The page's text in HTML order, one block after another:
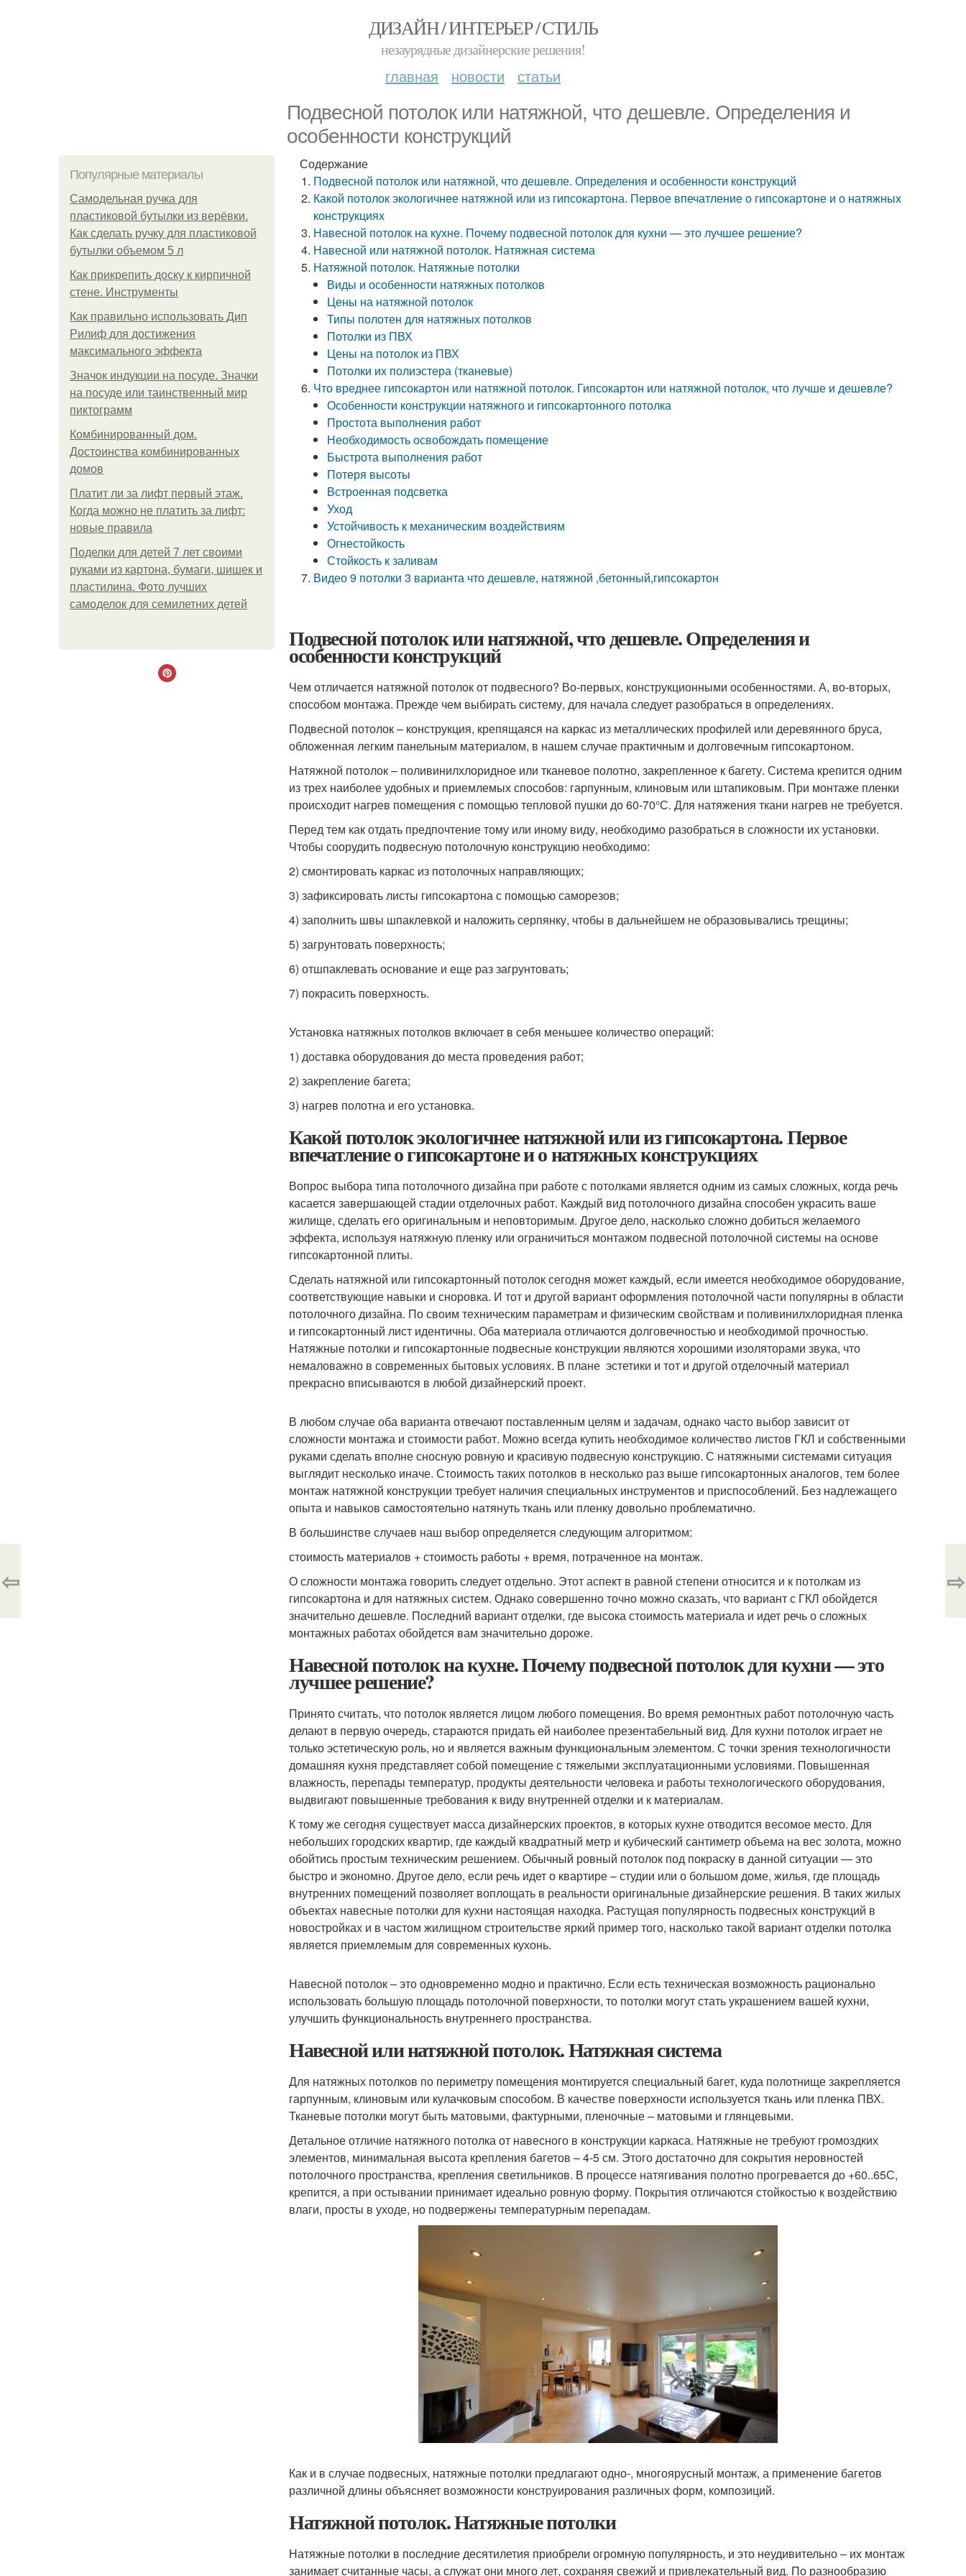
ДИЗАЙН / ИНТЕРЬЕР / СТИЛЬ
незаурядные дизайнерские решения!
главная новости статьи
Подвесной потолок или натяжной, что дешевле. Определения и
особенности конструкций
Популярные материалы
Самодельная ручка для
пластиковой бутылки из верёвки.
Как сделать ручку для пластиковой
бутылки объемом 5 л
Как прикрепить доску к кирпичной
стене. Инструменты
Как правильно использовать Дип
Рилиф для достижения
максимального эффекта
Значок индукции на посуде. Значки
на посуде или таинственный мир
пиктограмм
Комбинированный дом.
Достоинства комбинированных
домов
Платит ли за лифт первый этаж.
Когда можно не платить за лифт:
новые правила
Поделки для детей 7 лет своими
руками из картона, бумаги, шишек и
пластилина. Фото лучших
самоделок для семилетних детей
Содержание
Подвесной потолок или натяжной, что дешевле. Определения и особенности конструкций
Какой потолок экологичнее натяжной или из гипсокартона. Первое впечатление о гипсокартоне и о натяжных
конструкциях
Навесной потолок на кухне. Почему подвесной потолок для кухни — это лучшее решение?
Навесной или натяжной потолок. Натяжная система
Натяжной потолок. Натяжные потолки
Виды и особенности натяжных потолков
Цены на натяжной потолок
Типы полотен для натяжных потолков
Потолки из ПВХ
Цены на потолок из ПВХ
Потолки их полиэстера (тканевые)
Что вреднее гипсокартон или натяжной потолок. Гипсокартон или натяжной потолок, что лучше и дешевле?
Особенности конструкции натяжного и гипсокартонного потолка
Простота выполнения работ
Необходимость освобождать помещение
Быстрота выполнения работ
Потеря высоты
Встроенная подсветка
Уход
Устойчивость к механическим воздействиям
Огнестойкость
Стойкость к заливам
Видео 9 потолки 3 варианта что дешевле, натяжной ,бетонный,гипсокартон
Подвесной потолок или натяжной, что дешевле. Определения и
особенности конструкций
Чем отличается натяжной потолок от подвесного? Во-первых, конструкционными особенностями. А, во-вторых,
способом монтажа. Прежде чем выбирать систему, для начала следует разобраться в определениях.
Подвесной потолок – конструкция, крепящаяся на каркас из металлических профилей или деревянного бруса,
обложенная легким панельным материалом, в нашем случае практичным и долговечным гипсокартоном.
Натяжной потолок – поливинилхлоридное или тканевое полотно, закрепленное к багету. Система крепится одним
из трех наиболее удобных и приемлемых способов: гарпунным, клиновым или штапиковым. При монтаже пленки
происходит нагрев помещения с помощью тепловой пушки до 60-70°С. Для натяжения ткани нагрев не требуется.
Перед тем как отдать предпочтение тому или иному виду, необходимо разобраться в сложности их установки.
Чтобы соорудить подвесную потолочную конструкцию необходимо:
2) смонтировать каркас из потолочных направляющих;
3) зафиксировать листы гипсокартона с помощью саморезов;
4) заполнить швы шпаклевкой и наложить серпянку, чтобы в дальнейшем не образовывались трещины;
5) загрунтовать поверхность;
6) отшпаклевать основание и еще раз загрунтовать;
7) покрасить поверхность.
Установка натяжных потолков включает в себя меньшее количество операций:
1) доставка оборудования до места проведения работ;
2) закрепление багета;
3) нагрев полотна и его установка.
Какой потолок экологичнее натяжной или из гипсокартона. Первое
впечатление о гипсокартоне и о натяжных конструкциях
Вопрос выбора типа потолочного дизайна при работе с потолками является одним из самых сложных, когда речь
касается завершающей стадии отделочных работ. Каждый вид потолочного дизайна способен украсить ваше
жилище, сделать его оригинальным и неповторимым. Другое дело, насколько сложно добиться желаемого
эффекта, используя натяжную пленку или ограничиться монтажом подвесной потолочной системы на основе
гипсокартонной плиты.
Сделать натяжной или гипсокартонный потолок сегодня может каждый, если имеется необходимое оборудование,
соответствующие навыки и сноровка. И тот и другой вариант оформления потолочной части популярны в области
потолочного дизайна. По своим техническим параметрам и физическим свойствам и поливинилхлоридная пленка
и гипсокартонный лист идентичны. Оба материала отличаются долговечностью и необходимой прочностью.
Натяжные потолки и гипсокартонные подвесные конструкции являются хорошими изоляторами звука, что
немаловажно в современных бытовых условиях. В плане эстетики и тот и другой отделочный материал
прекрасно вписываются в любой дизайнерский проект.
В любом случае оба варианта отвечают поставленным целям и задачам, однако часто выбор зависит от
сложности монтажа и стоимости работ. Можно всегда купить необходимое количество листов ГКЛ и собственными
руками сделать вполне сносную ровную и красивую подвесную конструкцию. С натяжными системами ситуация
выглядит несколько иначе. Стоимость таких потолков в несколько раз выше гипсокартонных аналогов, тем более
монтаж натяжной конструкции требует наличия специальных инструментов и приспособлений. Без надлежащего
опыта и навыков самостоятельно натянуть ткань или пленку довольно проблематично.
В большинстве случаев наш выбор определяется следующим алгоритмом:
стоимость материалов + стоимость работы + время, потраченное на монтаж.
О сложности монтажа говорить следует отдельно. Этот аспект в равной степени относится и к потолкам из
гипсокартона и для натяжных систем. Однако совершенно точно можно сказать, что вариант с ГКЛ обойдется
значительно дешевле. Последний вариант отделки, где высока стоимость материала и идет речь о сложных
монтажных работах обойдется вам значительно дороже.
Навесной потолок на кухне. Почему подвесной потолок для кухни — это
лучшее решение?
Принято считать, что потолок является лицом любого помещения. Во время ремонтных работ потолочную часть
делают в первую очередь, стараются придать ей наиболее презентабельный вид. Для кухни потолок играет не
только эстетическую роль, но и является важным функциональным элементом. С точки зрения технологичности
домашняя кухня представляет собой помещение с тяжелыми эксплуатационными условиями. Повышенная
влажность, перепады температур, продукты деятельности человека и работы технологического оборудования,
выдвигают повышенные требования к виду внутренней отделки и к материалам.
К тому же сегодня существует масса дизайнерских проектов, в которых кухне отводится весомое место. Для
небольших городских квартир, где каждый квадратный метр и кубический сантиметр объема на вес золота, можно
обойтись простым техническим решением. Обычный ровный потолок под покраску в данной ситуации — это
быстро и экономно. Другое дело, если речь идет о квартире – студии или о большом доме, жилья, где площадь
внутренних помещений позволяет воплощать в реальности оригинальные дизайнерские решения. В таких жилых
объектах навесные потолки для кухни настоящая находка. Растущая популярность подвесных конструкций в
новостройках и в частом жилищном строительстве яркий пример того, насколько такой вариант отделки потолка
является приемлемым для современных кухонь.
Навесной потолок – это одновременно модно и практично. Если есть техническая возможность рационально
использовать большую площадь потолочной поверхности, то потолки могут стать украшением вашей кухни,
улучшить функциональность внутреннего пространства.
Навесной или натяжной потолок. Натяжная система
Для натяжных потолков по периметру помещения монтируется специальный багет, куда полотнище закрепляется
гарпунным, клиновым или кулачковым способом. В качестве поверхности используется ткань или пленка ПВХ.
Тканевые потолки могут быть матовыми, фактурными, пленочные – матовыми и глянцевыми.
Детальное отличие натяжного потолка от навесного в конструкции каркаса. Натяжные не требуют громоздких
элементов, минимальная высота крепления багетов – 4-5 см. Этого достаточно для сокрытия неровностей
потолочного пространства, крепления светильников. В процессе натягивания полотно прогревается до +60..65С,
крепится, а при остывании принимает идеально ровную форму. Покрытия отличаются стойкостью к воздействию
влаги, просты в уходе, но подвержены температурным перепадам.
Как и в случае подвесных, натяжные потолки предлагают одно-, многоярусный монтаж, а применение багетов
различной длины объясняет возможности конструирования различных форм, композиций.
Натяжной потолок. Натяжные потолки
Натяжные потолки в последние десятилетия приобрели огромную популярность, и это неудивительно – их монтаж
занимает считанные часы, а служат они много лет, сохраняя свежий и привлекательный вид. По разнообразию
⇦ ⇨